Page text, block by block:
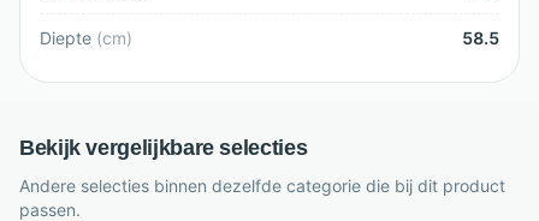
Diepte (cm) 58.5
Bekijk vergelijkbare selecties
Andere selecties binnen dezelfde categorie die bij dit product
passen.